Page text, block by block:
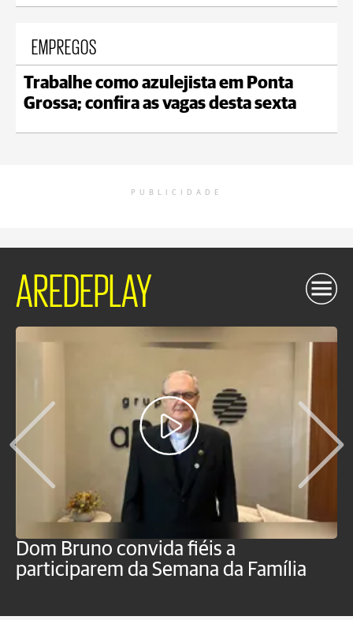
EMPREGOS
Trabalhe como azulejista em Ponta
Grossa; confira as vagas desta sexta
PUBLICIDADE
AREDEPLAY
Dom Bruno convida fiéis a
participarem da Semana da Família